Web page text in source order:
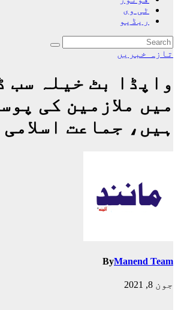
ٹی وی
ریڈیو
تازہ خبریں
واپڈا بٹ خیلہ سب
میں ملازمین کی
ہیں، جماعت اسلامی
ByManend Team
جون 8, 2021